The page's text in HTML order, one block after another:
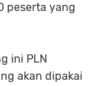
peserta yang
ini PLN
akan dipakai